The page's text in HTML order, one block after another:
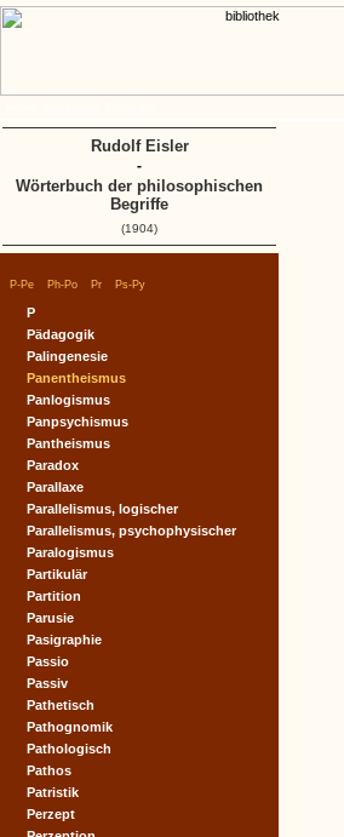
P-Pe Ph-Po Pr Ps-Py
P
Pädagogik
Palingenesie
Panentheismus
Panlogismus
Panpsychismus
Pantheismus
Paradox
Parallaxe
Parallelismus, logischer
Parallelismus, psychophysischer
Paralogismus
Partikulär
Partition
Parusie
Pasigraphie
Passio
Passiv
Pathetisch
Pathognomik
Pathologisch
Pathos
Patristik
Perzept
Rudolf Eisler
-
Wörterbuch der philosophischen
Begriffe
(1904)